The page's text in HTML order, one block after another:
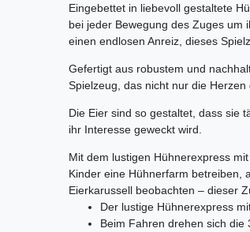
Eingebettet in liebevoll gestaltete
bei jeder Bewegung des Zuges um
einen endlosen Anreiz, dieses
Gefertigt aus robustem und
Spielzeug, das nicht nur die
Die Eier sind so gestaltet, dass sie
ihr Interesse geweckt wird.
Mit dem lustigen Hühnerexpress
Kinder eine Hühnerfarm betreiben,
Eierkarussell beobachten – dieser
Der lustige Hühnerexpress
Beim Fahren drehen sich die